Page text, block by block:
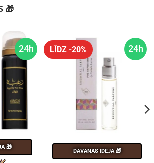
🎁
24h
🎁
24h
LĪDZ -20%
DĀVANAS IDEJA 🎁